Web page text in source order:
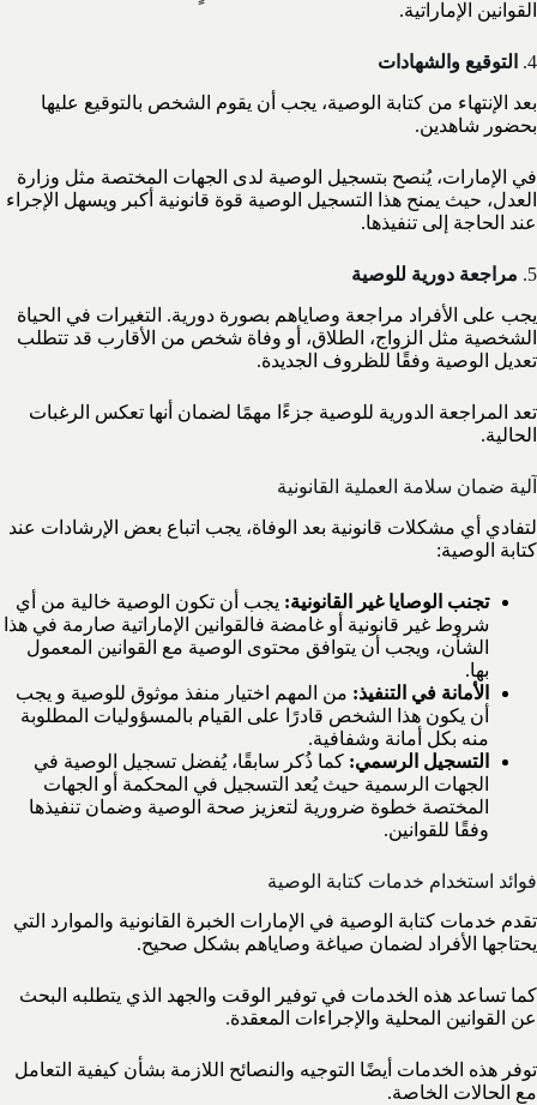
القوانين الإماراتية.
4.
التوقيع والشهادات
بعد الإنتهاء من كتابة الوصية، يجب أن يقوم الشخص بالتوقيع عليها
بحضور شاهدين.
في الإمارات، يُنصح بتسجيل الوصية لدى الجهات المختصة مثل وزارة
العدل، حيث يمنح هذا التسجيل الوصية قوة قانونية أكبر ويسهل الإجراء
عند الحاجة إلى تنفيذها.
5. مراجعة دورية للوصية
يجب على الأفراد مراجعة وصاياهم بصورة دورية. التغيرات في الحياة
الشخصية مثل الزواج، الطلاق، أو وفاة شخص من الأقارب قد تتطلب
تعديل الوصية وفقًا للظروف الجديدة.
تعد المراجعة الدورية للوصية جزءًا مهمًا لضمان أنها تعكس الرغبات
الحالية.
آلية ضمان سلامة العملية القانونية
لتفادي أي مشكلات قانونية بعد الوفاة، يجب اتباع بعض الإرشادات عند
كتابة الوصية:
تجنب الوصايا غير القانونية: يجب أن تكون الوصية خالية من أي
شروط غير قانونية أو غامضة فالقوانين الإماراتية صارمة في هذا
الشأن، ويجب أن يتوافق محتوى الوصية مع القوانين المعمول
بها.
الأمانة في التنفيذ: من المهم اختيار منفذ موثوق للوصية و يجب
أن يكون هذا الشخص قادرًا على القيام بالمسؤوليات المطلوبة
منه بكل أمانة وشفافية.
التسجيل الرسمي: كما ذُكر سابقًا، يُفضل تسجيل الوصية في
الجهات الرسمية حيث يُعد التسجيل في المحكمة أو الجهات
المختصة خطوة ضرورية لتعزيز صحة الوصية وضمان تنفيذها
وفقًا للقوانين.
فوائد استخدام خدمات كتابة الوصية
تقدم خدمات كتابة الوصية في الإمارات الخبرة القانونية والموارد التي
يحتاجها الأفراد لضمان صياغة وصاياهم بشكل صحيح.
كما تساعد هذه الخدمات في توفير الوقت والجهد الذي يتطلبه البحث
عن القوانين المحلية والإجراءات المعقدة.
توفر هذه الخدمات أيضًا التوجيه والنصائح اللازمة بشأن كيفية التعامل
مع الحالات الخاصة.